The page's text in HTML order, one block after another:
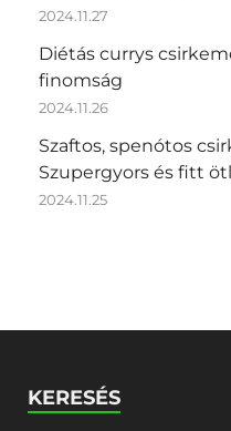
2024.11.27
Diétás currys
finomság
2024.11.26
Szaftos, spenótos
Szupergyors és fitt
2024.11.25
KERESÉS